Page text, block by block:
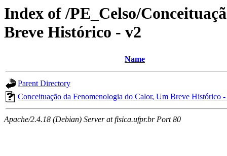
Index of /PE_Celso/
Breve Histórico - v2
Name
Parent Directory
Conceituação da Fenomenologia do Calor, Um Breve Histórico
Apache/2.4.18 (Debian) Server at fisica.ufpr.br Port 80